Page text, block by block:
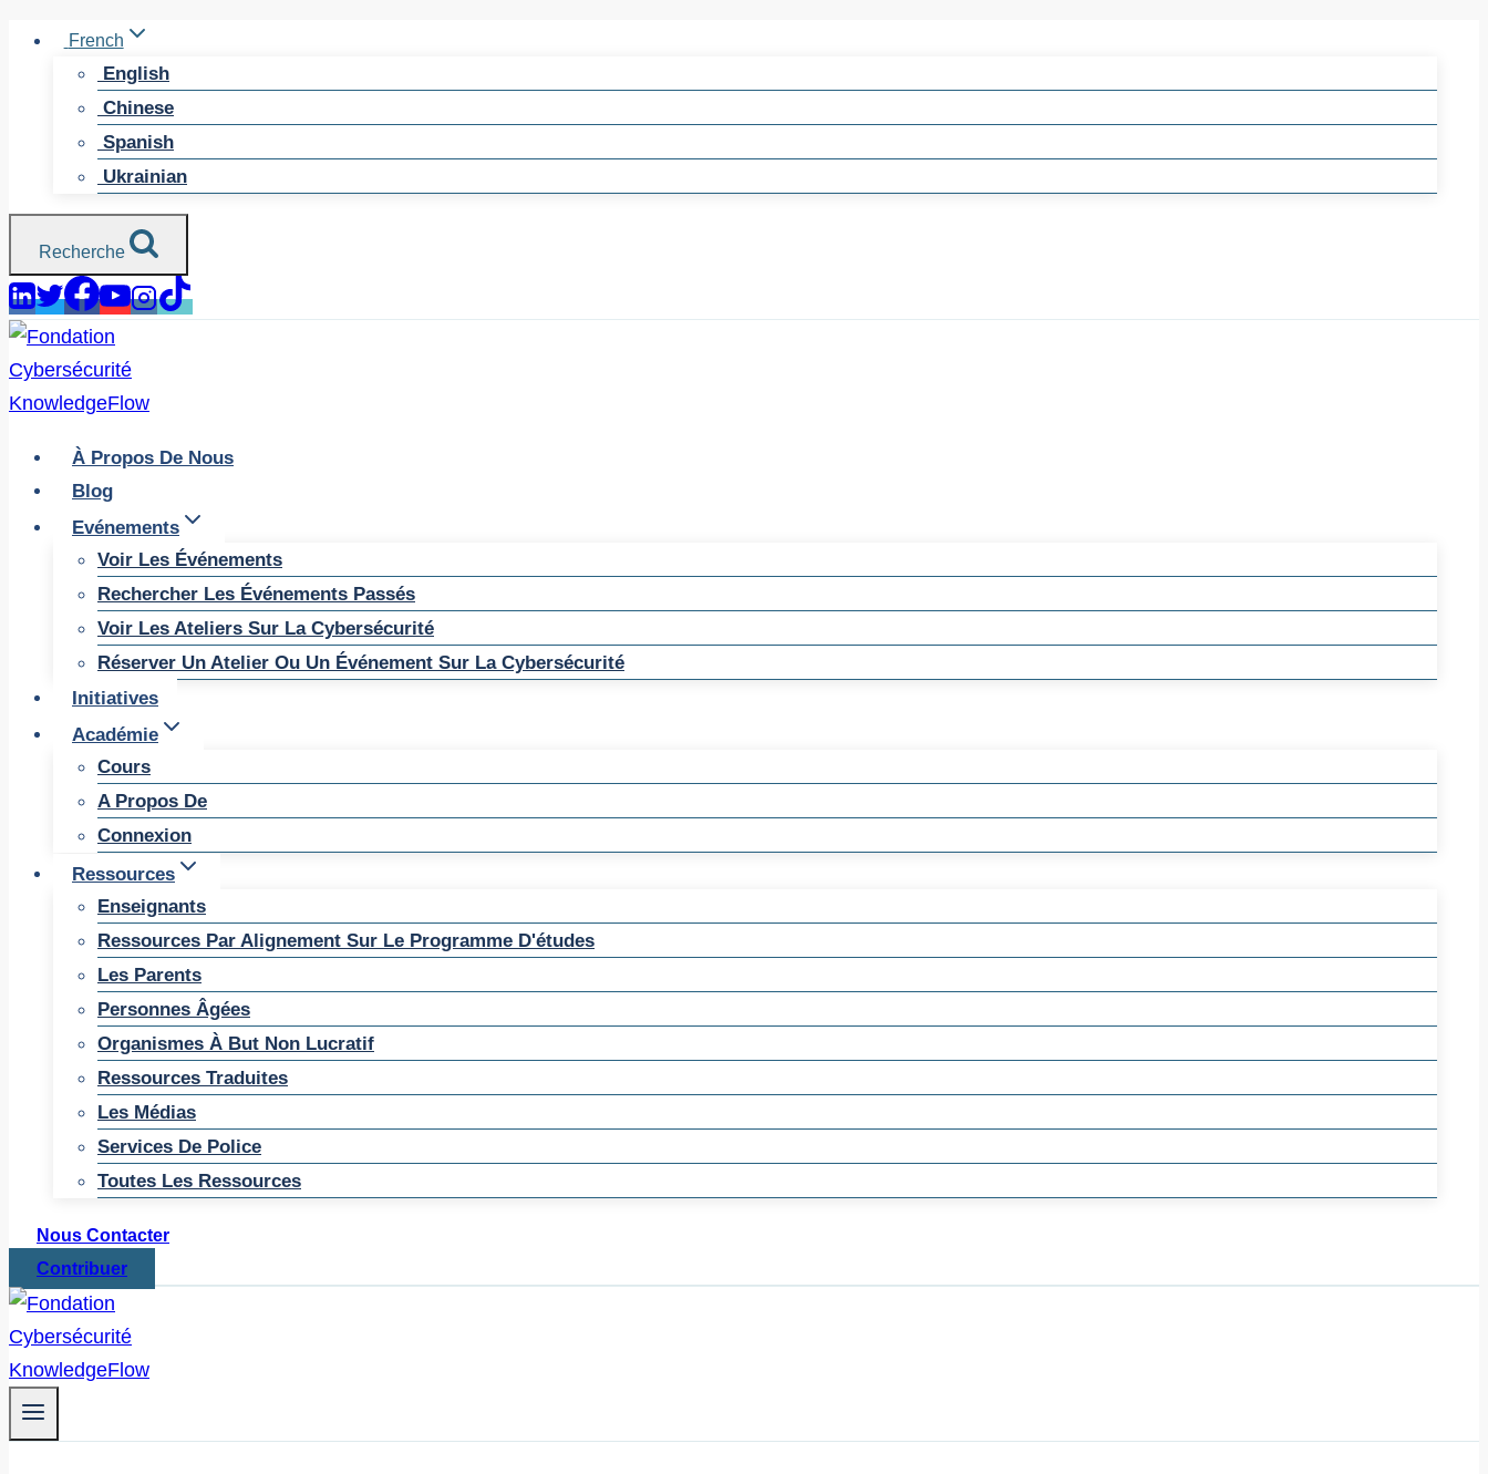
Skip
French
English
Chinese
Spanish
Ukrainian
Recherche
À Propos De Nous
Blog
Evénements
Voir Les Événements
Rechercher Les Événements Passés
Voir Les Ateliers Sur La Cybersécurité
Réserver Un Atelier Ou Un Événement Sur La Cybersécurité
Initiatives
Académie
Cours
A Propos De
Connexion
Ressources
Enseignants
Ressources Par Alignement Sur Le Programme D'études
Les Parents
Personnes Âgées
Organismes À But Non Lucratif
Ressources Traduites
Les Médias
Services De Police
Toutes Les Ressources
Nous Contacter
Contribuer